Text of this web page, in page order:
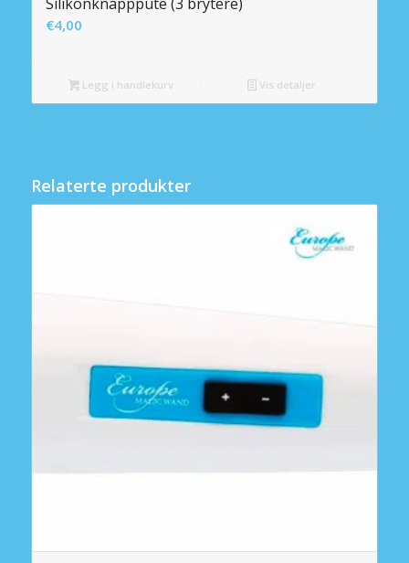
€4,00
Legg i handlekurv Vis detaljer
Relaterte produkter